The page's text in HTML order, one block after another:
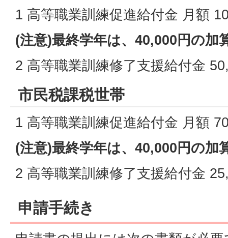
1 高等職業訓練促進給付金 月額
(注意)最終学年は、40,000円の加
2 高等職業訓練修了支援給付金
市民税課税世帯
1 高等職業訓練促進給付金 月額
(注意)最終学年は、40,000円の加
2 高等職業訓練修了支援給付金
申請手続き